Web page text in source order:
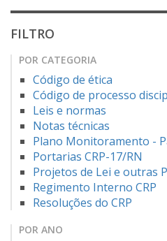
FILTRO
POR CATEGORIA
Código de ética
Código de processo
Leis e normas
Notas técnicas
Plano Monitoramento -
Portarias CRP-17/RN
Projetos de Lei e outras
Regimento Interno CRP
Resoluções do CRP
POR ANO